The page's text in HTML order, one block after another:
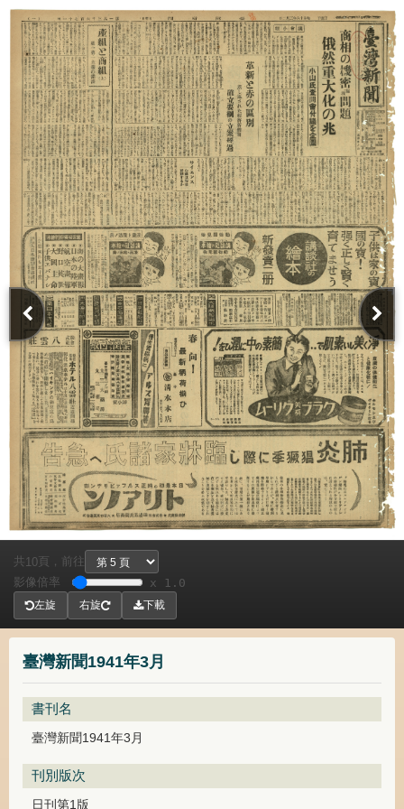
臺灣新聞1941年3月
書刊名
臺灣新聞1941年3月
刊別版次
日刊第1版
共 10頁， 前往
影像倍率
x 1.0
左旋 右旋 下載